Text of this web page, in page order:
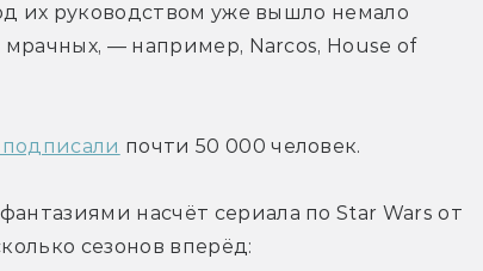
их руководством уже вышло немало
— например, Narcos, House of
почти 50 000 человек.
насчёт сериала по Star Wars от
сезонов вперёд: